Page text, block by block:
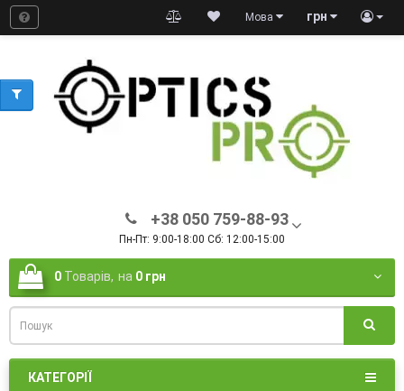
грн
Мова
+38 050 759-88-93
Пн-Пт: 9:00-18:00 Сб: 12:00-15:00
0 Товарів, на 0 грн
КАТЕГОРІЇ